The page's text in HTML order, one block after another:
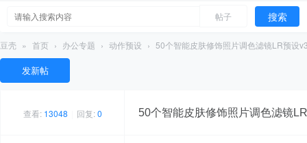
帖子 搜索
豆壳 » 首页 › 办公专题 › 动作预设 › 50个智能皮肤修饰照片调色滤镜LR预设
发新帖
查看: 13048 回复: 0 50个智能皮肤修饰照片调色滤镜